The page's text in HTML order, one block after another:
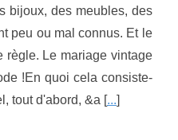
bijoux, des meubles, des
peu ou mal connus. Et le
règle. Le mariage vintage
!En quoi cela consiste-
tout d'abord, &a [...]